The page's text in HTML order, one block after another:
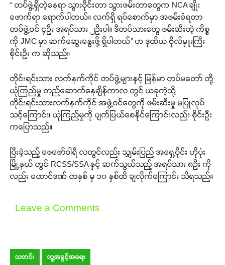
“ တပ်ဖွဲ့ရှိတဲ့နေရာ သွားဝိုင်းတာ သွားဖမ်းတာတွေက NCA ချိုး
ဖောက်ရာ ရောက်ပါတယ်။ လက်ရှိ ရပ်စောက်မှာ အဖမ်းခံရတာ
တပ်ဖွဲ့ဝင် ၄ဦး အရပ်သား ၂ဦးပါ။ ဒီတပ်သားတွေ ဖမ်းဆီးတဲ့ ကိစ္စ
ကို JMC မှာ ဆက်ဆွေးနွေးဖို့ ရှိပါတယ်” ဟ ဒုထိယ ဗိုလ်မှူးကြီး
စိုင်းဦး က ဆိုသည်။
တိုင်းရင်းသား လက်နက်ကိုင် တပ်ဖွဲ့များနှင့် မြန်မာ တပ်မတော် တို့
ယုံကြည်မှု တည်ဆောက်နေချိန်ကာလ တွင် ယခုကဲ့သို့
တိုင်းရင်းသားလက်နက်ကိုင် အဖွဲ့ဝင်တွေကို ဖမ်းဆီးမှု မပြုလုပ်
သင့်ကြောင်း၊ ယုံကြည်မှုကို ပျက်ပြယ်စေနိုင်ကြောင်းလည်း စိုင်းဦး
ကပြောသည်။
ပြီးခဲ့သည့် ဖေဖော်ဝါရီ လတွင်လည်း သျှမ်းပြည် အရှေ့ပိုင်း ဟိုပုံး
မြို့နယ် တွင် RCSS/SSA နှင့် ဆက်သွယ်သည့် အရပ်သား ၈ဦး ကို
လည်း ထောင်ဒဏ် တနှစ် မှ ၁၀ နှစ်ထိ ချလိုက်ကြောင်း သိရသည်။
Leave a Comments
သတင်း လူ့အခွင့်အရေး